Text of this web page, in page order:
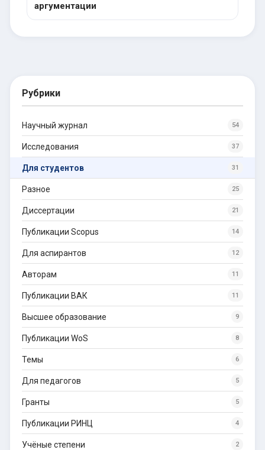
аргументации
Рубрики
Научный журнал 54
Исследования 37
Для студентов 31
Разное 25
Диссертации 21
Публикации Scopus 14
Для аспирантов 12
Авторам 11
Публикации ВАК 11
Высшее образование 9
Публикации WoS 8
Темы 6
Для педагогов 5
Гранты 5
Публикации РИНЦ 4
Учёные степени 2